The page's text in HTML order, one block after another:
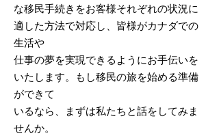
な移民手続きをお客様それぞれの状況に
適した方法で対応し、皆様がカナダでの
生活や
仕事の夢を実現できるようにお手伝いを
いたします。もし移民の旅を始める準備
ができて
いるなら、まずは私たちと話をしてみま
せんか。